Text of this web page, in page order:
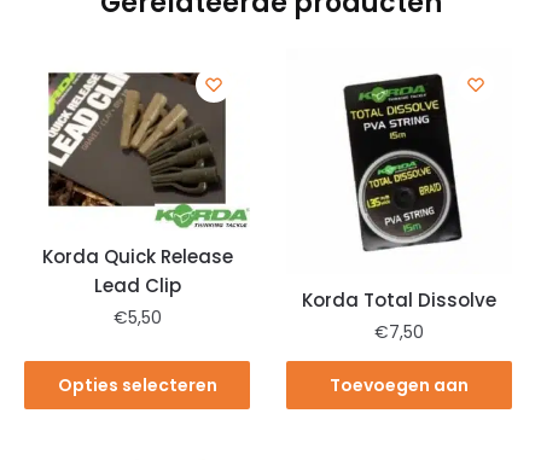
Korda Quick Release
Lead Clip
€5,50
Opties selecteren
Korda Total Dissolve
€7,50
Toevoegen aan